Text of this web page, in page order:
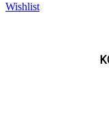
Wishlist